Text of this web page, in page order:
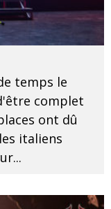
temps le
complet
ont dû
italiens
...